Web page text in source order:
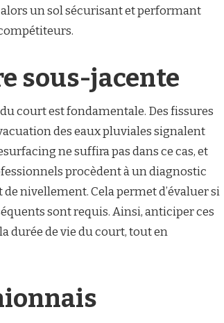
un sol sécurisant et performant
sous-jacente
court est fondamentale. Des fissures
des eaux pluviales signalent
ne suffira pas dans ce cas, et
procèdent à un diagnostic
nivellement. Cela permet d’évaluer si
sont requis. Ainsi, anticiper ces
durée de vie du court, tout en